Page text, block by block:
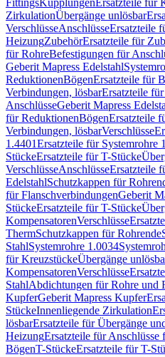
FittingsKupplungenErsatzteile für
ZirkulationÜbergänge unlösbar
VerschlüsseAnschlüsseErsatzteile
HeizungZubehörErsatzteile für
für RohreBefestigungen für
Geberit Mapress Edelstahl
ReduktionenBögenErsatzteile für
Verbindungen, lösbarErsatzteile
AnschlüsseGeberit Mapress
für ReduktionenBögenErsatzteile
Verbindungen, lösbarVerschlüsse
1.4401Ersatzteile für Systemrohre
StückeErsatzteile für T-Stücke
VerschlüsseAnschlüsseErsatzteile
EdelstahlSchutzkappen für
für FlanschverbindungenGeberit
StückeErsatzteile für T-Stücke
KompensatorenVerschlüsse
ThermSchutzkappen für Rohrende
StahlSystemrohre 1.0034
für KreuzstückeÜbergänge
KompensatorenVerschlüsse
StahlAbdichtungen für Rohre und
KupferGeberit Mapress Kupfer
StückeInnenliegende Zirkulation
lösbarErsatzteile für Übergänge
HeizungErsatzteile für Anschlüsse
BögenT-StückeErsatzteile für T-